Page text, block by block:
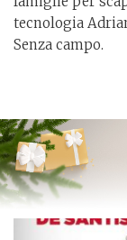
tecnologia
Senza campo.